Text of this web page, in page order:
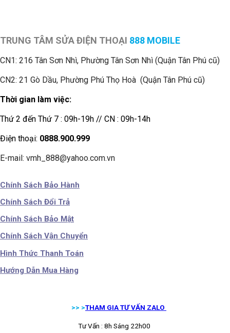
TRUNG TÂM SỬA ĐIỆN THOẠI 888 MOBILE
CN1: 216 Tân Sơn Nhì, Phường Tân Sơn Nhì (Quận Tân Phú cũ)
CN2: 21 Gò Dầu, Phường Phú Thọ Hoà (Quận Tân Phú cũ)
Thời gian làm việc:
Thứ 2 đến Thứ 7 : 09h-19h // CN : 09h-14h
Điện thoại: 0888.900.999
E-mail: vmh_888@yahoo.com.vn
Chính Sách Bảo Hành
Chính Sách Đổi Trả
Chính Sách Bảo Mật
Chính Sách Vận Chuyển
Hình Thức Thanh Toán
Hướng Dẫn Mua Hàng
>> >THAM GIA TƯ VẤN ZALO
Tư Vấn : 8h Sáng 22h00